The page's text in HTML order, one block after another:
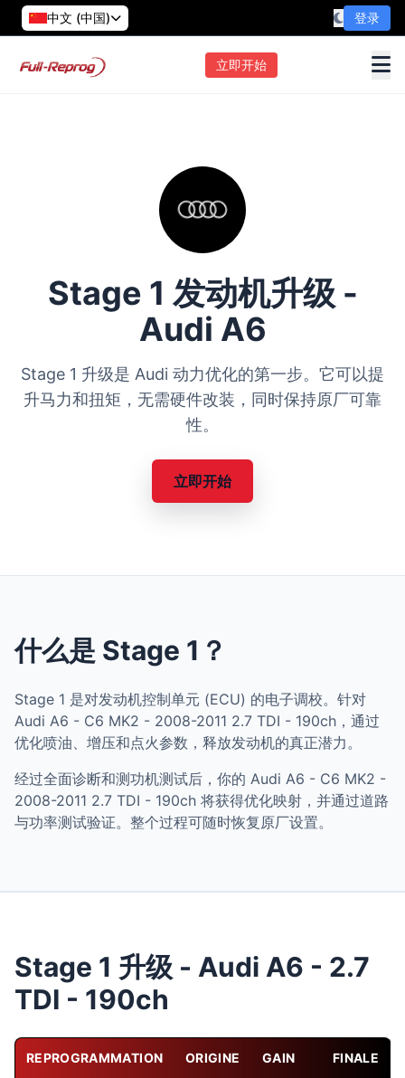
中文 (中国) 登录
立即开始
Stage 1 发动机升级 -
Audi A6
Stage 1 升级是 Audi 动力优化的第一步。它可以提
升马力和扭矩，无需硬件改装，同时保持原厂可靠
性。
立即开始
什么是 Stage 1？
Stage 1 是对发动机控制单元 (ECU) 的电子调校。针对
Audi A6 - C6 MK2 - 2008-2011 2.7 TDI - 190ch，通过
优化喷油、增压和点火参数，释放发动机的真正潜力。
经过全面诊断和测功机测试后，你的 Audi A6 - C6 MK2 -
2008-2011 2.7 TDI - 190ch 将获得优化映射，并通过道路
与功率测试验证。整个过程可随时恢复原厂设置。
Stage 1 升级 - Audi A6 - 2.7
TDI - 190ch
REPROGRAMMATION ORIGINE GAIN FINALE